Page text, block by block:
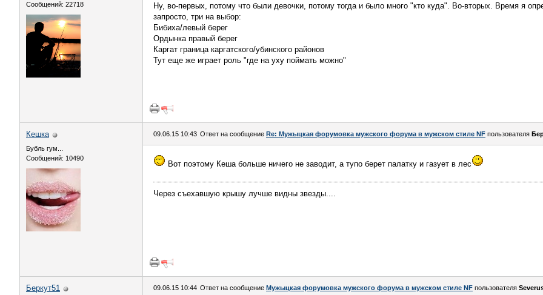
Сообщений: 22718
Ну, во-первых, потому что были девочки, потому тогда и было много "кто куда". Во-вторых. Время я
запросто, три на выбор:
Бибиха/левый берег
Ордынка правый берег
Каргат граница каргатского/убинского районов
Тут еще же играет роль "где на уху поймать можно"
Кешка
Бубль гум...
Сообщений: 10490
09.06.15 10:43 Ответ на сообщение Re: Мужыцкая форумовка мужского форума в мужском стиле NF пользователя
Вот поэтому Кеша больше ничего не заводит, а тупо берет палатку и газует в лес
Через съехавшую крышу лучше видны звезды....
Беркут51 09.06.15 10:44 Ответ на сообщение Мужыцкая форумовка мужского форума в мужском стиле NF пользователя